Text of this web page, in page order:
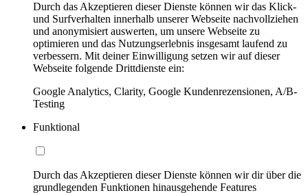
Durch das Akzeptieren dieser Dienste können wir das Klick-
und Surfverhalten innerhalb unserer Webseite nachvollziehen
und anonymisiert auswerten, um unsere Webseite zu
optimieren und das Nutzungserlebnis insgesamt laufend zu
verbessern. Mit deiner Einwilligung setzen wir auf dieser
Webseite folgende Drittdienste ein:
Google Analytics, Clarity, Google Kundenrezensionen, A/B-
Testing
Funktional
Durch das Akzeptieren dieser Dienste können wir dir über die
grundlegenden Funktionen hinausgehende Features